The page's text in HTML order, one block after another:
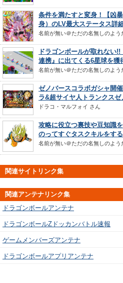
条件を満たすと変身！【凶
身）のLV最大ステータス詳
名前が無い＠ただの名無しのよう
ドラゴンボールが取れない
連携』に出てくる6星球を獲
名前が無い＠ただの名無しのよう
ゼノバースコラボガシャ開
ラ&超サイヤ人トランクスゼ
ドラコ・マルフォイ さん
攻略に役立つ裏技や豆知識
のってすぐタスクキルをす
名前が無い＠ただの名無しのよう
関連サイトリンク集
関連アンテナリンク集
ドラゴンボールアンテナ
ドラゴンボールZドッカンバトル速報
ゲームメンバーズアンテナ
ドラゴンボールアプリアンテナ